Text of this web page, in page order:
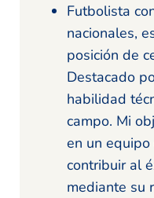
Futbolista
nacionales,
posición de
Destacado
habilidad
campo. Mi
en un
contribuir al
mediante su